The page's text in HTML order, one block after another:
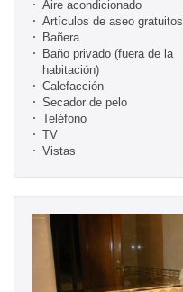
Aire acondicionado
Artículos de aseo gratuitos
Bañera
Baño privado (fuera de la
habitación)
Calefacción
Secador de pelo
Teléfono
TV
Vistas